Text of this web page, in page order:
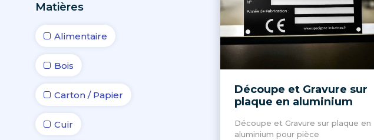
Matières
Alimentaire
Bois
Carton / Papier
Cuir
Découpe et Gravure sur
plaque en aluminium
Découpe et Gravure sur plaque en
aluminium pour pièce